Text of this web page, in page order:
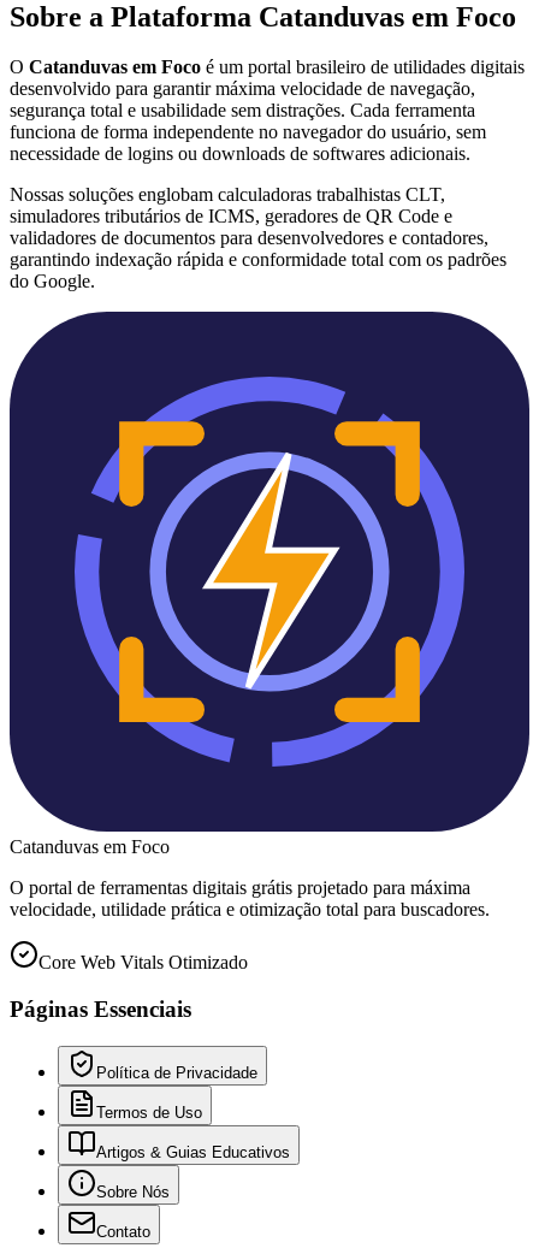
Sobre a Plataforma Catanduvas em Foco
O Catanduvas em Foco é um portal brasileiro de utilidades digitais
desenvolvido para garantir máxima velocidade de navegação,
segurança total e usabilidade sem distrações. Cada ferramenta
funciona de forma independente no navegador do usuário, sem
necessidade de logins ou downloads de softwares adicionais.
Nossas soluções englobam calculadoras trabalhistas CLT,
simuladores tributários de ICMS, geradores de QR Code e
validadores de documentos para desenvolvedores e contadores,
garantindo indexação rápida e conformidade total com os padrões
do Google.
Catanduvas em Foco
O portal de ferramentas digitais grátis projetado para máxima
velocidade, utilidade prática e otimização total para buscadores.
Core Web Vitals Otimizado
Páginas Essenciais
Política de Privacidade
Termos de Uso
Artigos & Guias Educativos
Sobre Nós
Contato